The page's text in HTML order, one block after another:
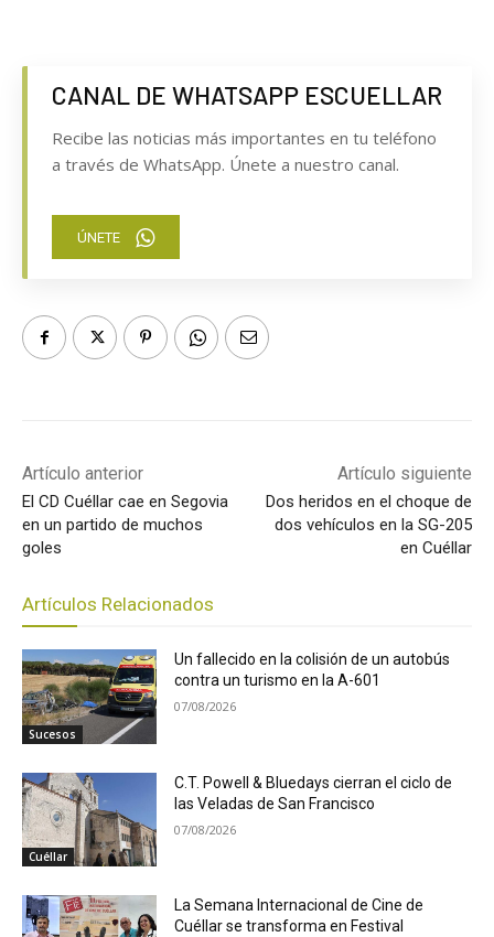
CANAL DE WHATSAPP ESCUELLAR
Recibe las noticias más importantes en tu teléfono
a través de WhatsApp. Únete a nuestro canal.
ÚNETE
Artículo anterior
El CD Cuéllar cae en Segovia
en un partido de muchos
goles
Artículo siguiente
Dos heridos en el choque de
dos vehículos en la SG-205
en Cuéllar
Artículos Relacionados
Sucesos
Un fallecido en la colisión de un autobús
contra un turismo en la A-601
07/08/2026
Cuéllar
C.T. Powell & Bluedays cierran el ciclo de
las Veladas de San Francisco
07/08/2026
La Semana Internacional de Cine de
Cuéllar se transforma en Festival